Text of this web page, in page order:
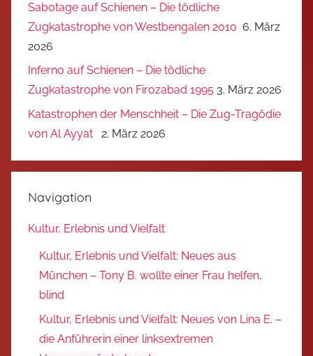
Sabotage auf Schienen – Die tödliche
Zugkatastrophe von Westbengalen 2010 6. März
2026
Inferno auf Schienen – Die tödliche
Zugkatastrophe von Firozabad 1995 3. März 2026
Katastrophen der Menschheit – Die Zug-Tragödie
von Al Ayyat
2. März 2026
Navigation
Kultur, Erlebnis und Vielfalt
Kultur, Erlebnis und Vielfalt: Neues aus
München – Tony B. wollte einer Frau helfen,
blind
Kultur, Erlebnis und Vielfalt: Neues von Lina E. –
die Anführerin einer linksextremen